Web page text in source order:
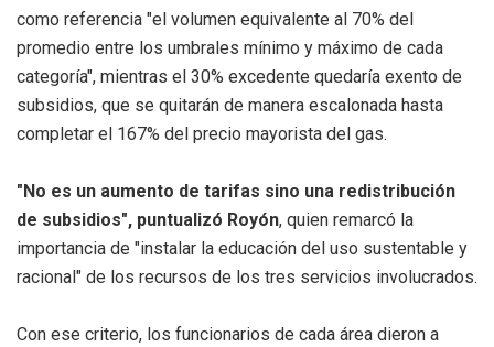
como referencia "el volumen equivalente al 70% del
promedio entre los umbrales mínimo y máximo de cada
categoría", mientras el 30% excedente quedaría exento de
subsidios, que se quitarán de manera escalonada hasta
completar el 167% del precio mayorista del gas.
"No es un aumento de tarifas sino una redistribución
de subsidios", puntualizó Royón, quien remarcó la
importancia de "instalar la educación del uso sustentable y
racional" de los recursos de los tres servicios involucrados.
Con ese criterio, los funcionarios de cada área dieron a